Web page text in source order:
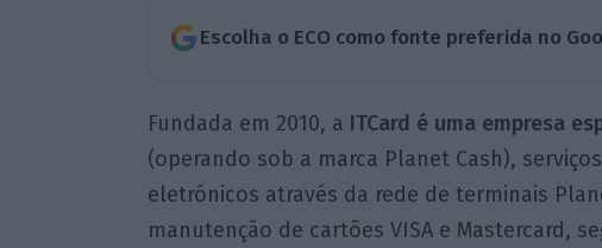
Escolha o ECO como fonte preferida no
Fundada em 2010, a ITCard é uma empresa
(operando sob a marca Planet Cash),
eletrónicos através da rede de terminais
manutenção de cartões VISA e Mastercard,